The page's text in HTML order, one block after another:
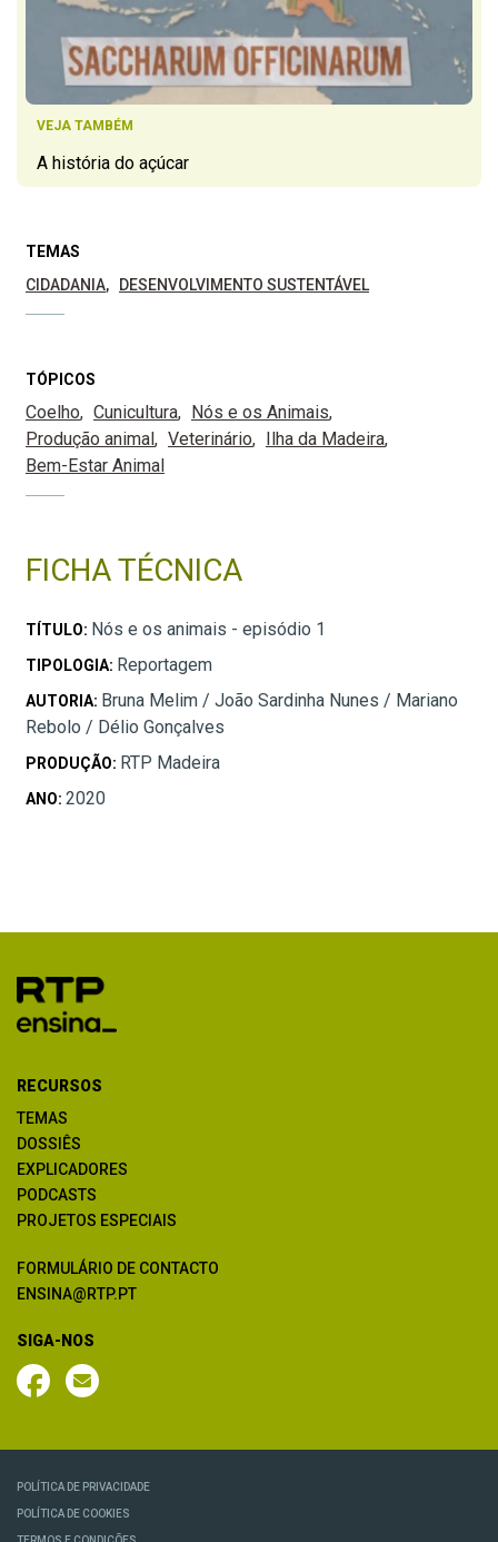
VEJA TAMBÉM
A história do açúcar
TEMAS
CIDADANIA
DESENVOLVIMENTO SUSTENTÁVEL
TÓPICOS
Coelho Cunicultura
Nós e os Animais
Produção animal
Veterinário
Ilha da Madeira
Bem-Estar Animal
FICHA TÉCNICA
TÍTULO: Nós e os animais - episódio 1
TIPOLOGIA: Reportagem
AUTORIA: Bruna Melim / João Sardinha Nunes / Mariano
Rebolo / Délio Gonçalves
PRODUÇÃO: RTP Madeira
ANO: 2020
RECURSOS
TEMAS
DOSSIÊS
EXPLICADORES
PODCASTS
PROJETOS ESPECIAIS
FORMULÁRIO DE CONTACTO
ENSINA@RTP.PT
SIGA-NOS
POLÍTICA DE PRIVACIDADE
POLÍTICA DE COOKIES